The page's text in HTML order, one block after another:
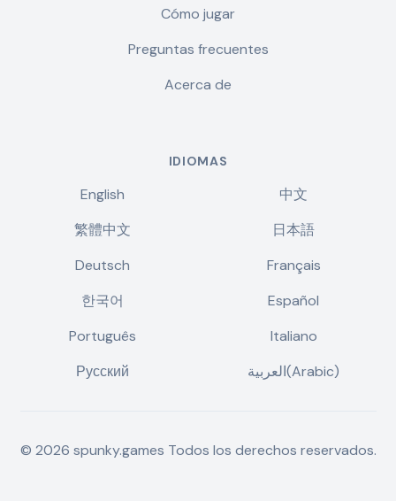
Cómo jugar
Preguntas frecuentes
Acerca de
IDIOMAS
English
中文
繁體中文
日本語
Deutsch
Français
한국어
Español
Português
Italiano
Русский
العربية(Arabic)
© 2026 spunky.games Todos los derechos reservados.